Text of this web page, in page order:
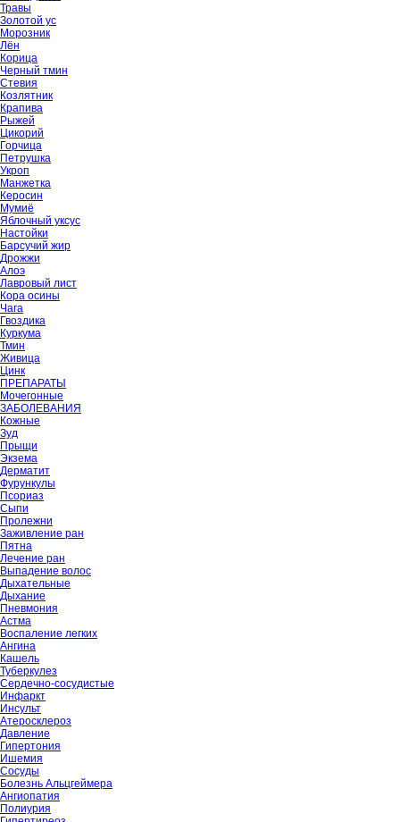
Травы
Золотой ус
Морозник
Лён
Корица
Черный тмин
Стевия
Козлятник
Крапива
Рыжей
Цикорий
Горчица
Петрушка
Укроп
Манжетка
Керосин
Мумиё
Яблочный уксус
Настойки
Барсучий жир
Дрожжи
Алоэ
Лавровый лист
Кора осины
Чага
Гвоздика
Куркума
Тмин
Живица
Цинк
ПРЕПАРАТЫ
Мочегонные
ЗАБОЛЕВАНИЯ
Кожные
Зуд
Прыщи
Экзема
Дерматит
Фурункулы
Псориаз
Сыпи
Пролежни
Заживление ран
Пятна
Лечение ран
Выпадение волос
Дыхательные
Дыхание
Пневмония
Астма
Воспаление легких
Ангина
Кашель
Туберкулез
Сердечно-сосудистые
Инфаркт
Инсульт
Атеросклероз
Давление
Гипертония
Ишемия
Сосуды
Болезнь Альцгеймера
Ангиопатия
Полиурия